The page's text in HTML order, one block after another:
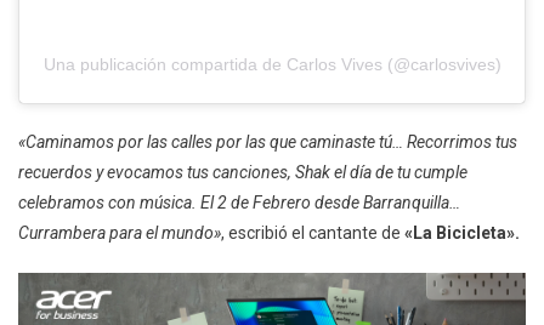
Una publicación compartida de Carlos Vives (@carlosvives)
«Caminamos por las calles por las que caminaste tú… Recorrimos tus
recuerdos y evocamos tus canciones, Shak el día de tu cumple
celebramos con música. El 2 de Febrero desde Barranquilla…
Currambera para el mundo», escribió el cantante de «La Bicicleta».